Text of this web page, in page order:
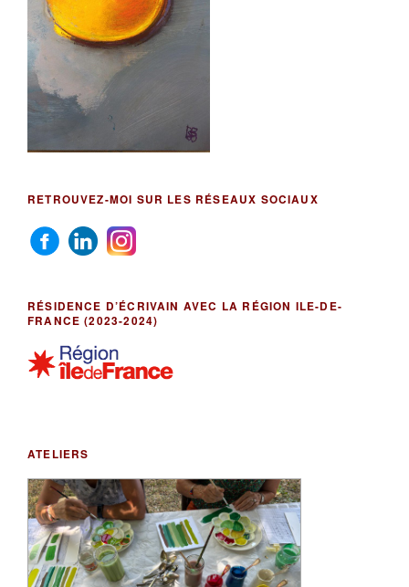
RETROUVEZ-MOI SUR LES RÉSEAUX SOCIAUX
RÉSIDENCE D’ÉCRIVAIN AVEC LA RÉGION ILE-DE-
FRANCE (2023-2024)
ATELIERS